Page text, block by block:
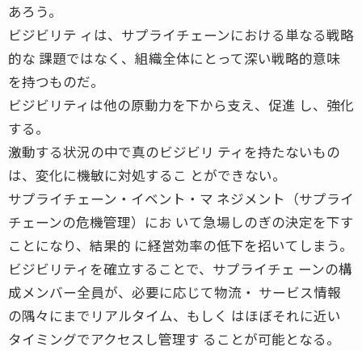
あろう。
ビジビリテ ィは、サプライチェーンにおける単なる戦略
的な 課題ではなく、組織全体にとって深い戦略的意味
を持つものだ。
ビジビリティは他の原動力を下から支え、促進 し、強化
する。
激動する状況の中で真のビジビリ ティを持たないもの
は、変化に機敏に対処するこ とができない。
サプライチェーン・イベント・マ ネジメント（サプライ
チェーンの危機管理）にお いて急場しのぎの決定を下す
ことになり、結果的 に経営効率の低下を招いてしまう。
ビジビリティを確立することで、サプライチェ ーンの構
成メンバー全員が、必要に応じて物流・ サービス情報
の隅々にまでリアルタイム、もしく はほぼそれに近い
タイミングでアクセスし管理す ることが可能となる。